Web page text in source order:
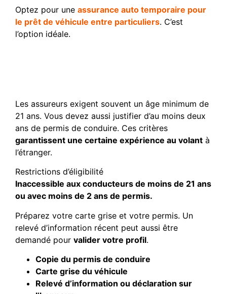
Optez pour une assurance auto temporaire pour
le prêt de véhicule entre particuliers. C’est
l’option idéale.
Les assureurs exigent souvent un âge minimum de
21 ans. Vous devez aussi justifier d’au moins deux
ans de permis de conduire. Ces critères
garantissent une certaine expérience au volant à
l’étranger.
Restrictions d’éligibilité
Inaccessible aux conducteurs de moins de 21 ans
ou avec moins de 2 ans de permis.
Préparez votre carte grise et votre permis. Un
relevé d’information récent peut aussi être
demandé pour valider votre profil.
Copie du permis de conduire
Carte grise du véhicule
Relevé d’information ou déclaration sur